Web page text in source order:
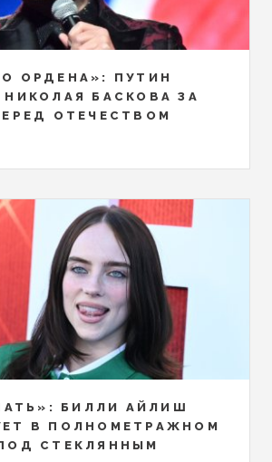
ОРДЕНА»: ПУТИН
БАСКОВА ЗА
ОТЕЧЕСТВОМ
БИЛЛИ АЙЛИШ
В ПОЛНОМЕТРАЖНОМ
СТЕКЛЯННЫМ